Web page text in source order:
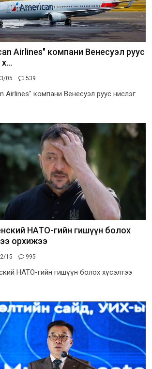
Airlines" компани Венесуэл руус
05 539
Airlines" компани Венесуэл руус нислэг
НАТО-гийн гишүүн болох
орхижээ
15 995
НАТО-гийн гишүүн болох хүсэлтээ